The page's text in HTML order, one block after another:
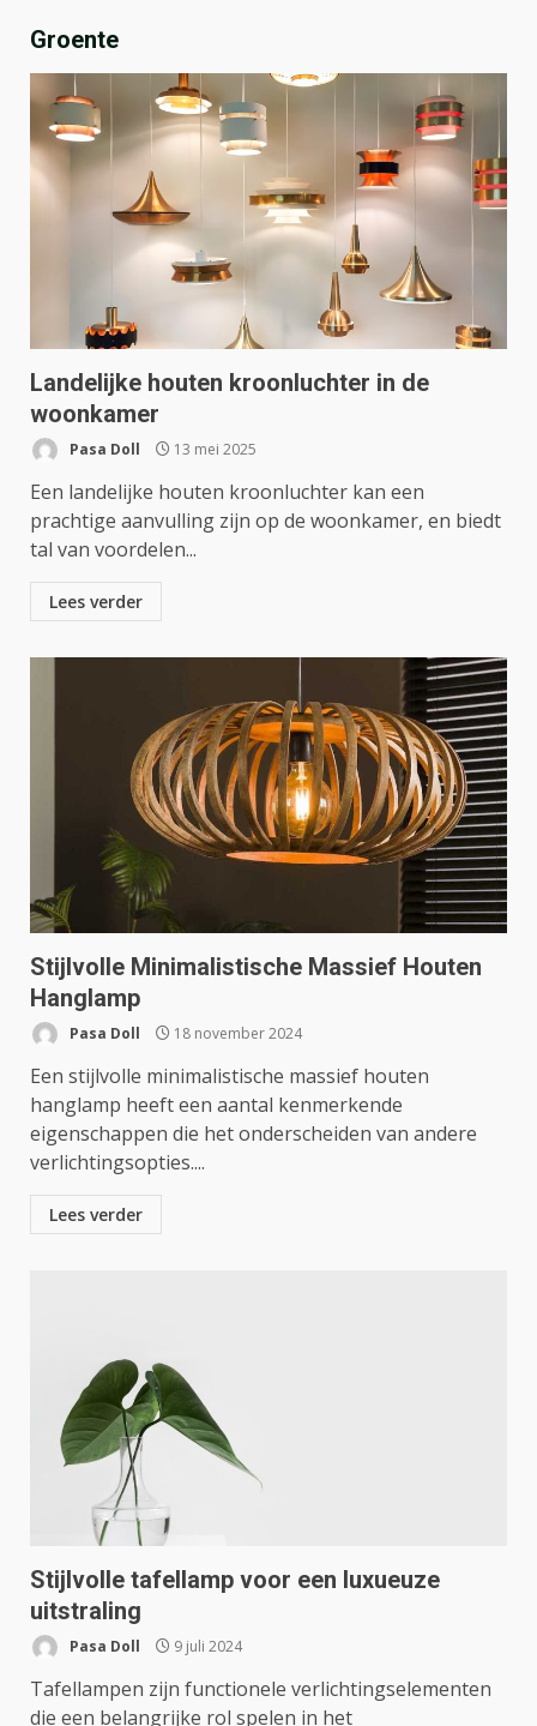
Groente
Landelijke houten kroonluchter in de
woonkamer
Pasa Doll 13 mei 2025
Een landelijke houten kroonluchter kan een
prachtige aanvulling zijn op de woonkamer, en biedt
tal van voordelen...
Lees verder
Stijlvolle Minimalistische Massief Houten
Hanglamp
Pasa Doll 18 november 2024
Een stijlvolle minimalistische massief houten
hanglamp heeft een aantal kenmerkende
eigenschappen die het onderscheiden van andere
verlichtingsopties....
Lees verder
Stijlvolle tafellamp voor een luxueuze
uitstraling
Pasa Doll 9 juli 2024
Tafellampen zijn functionele verlichtingselementen
die een belangrijke rol spelen in het